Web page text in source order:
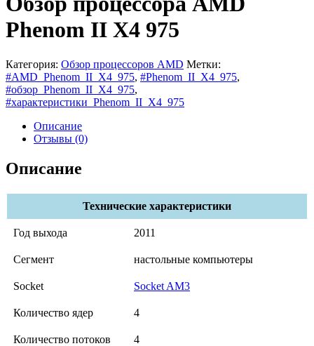
Phenom II X4 975
Категория: Обзор процессоров AMD Метки:
#AMD_Phenom_II_X4_975, #Phenom_II_X4_975,
#обзор_Phenom_II_X4_975,
#характеристики_Phenom_II_X4_975
Описание
Отзывы (0)
Описание
Технические характеристики
Год выхода 2011
Сегмент настольные компьютеры
Socket Socket AM3
Количество ядер 4
Количество потоков 4